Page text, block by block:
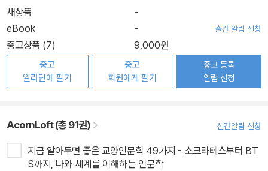
새상품
-
eBook
- 출간 알림 신청
중고상품 (7) 9,000원
중고
알라딘에 팔기
중고
회원에게 팔기
중고 등록
알림 신청
AcornLoft (총 91권) 신간알림 신청
지금 알아두면 좋은 교양인문학 49가지 - 소크라테스부터 BT
S까지, 나와 세계를 이해하는 인문학